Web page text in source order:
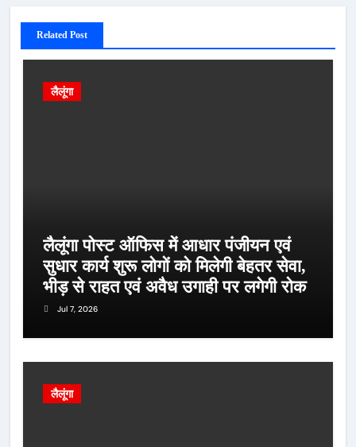
Related Post
लैलूंगा
लैलूंगा पोस्ट ऑफिस में आधार पंजीयन एवं
सुधार कार्य शुरू लोगों को मिलेगी बेहतर सेवा,
भीड़ से राहत एवं अवैध उगाही पर लगेगी रोक
Jul 7, 2026
लैलूंगा